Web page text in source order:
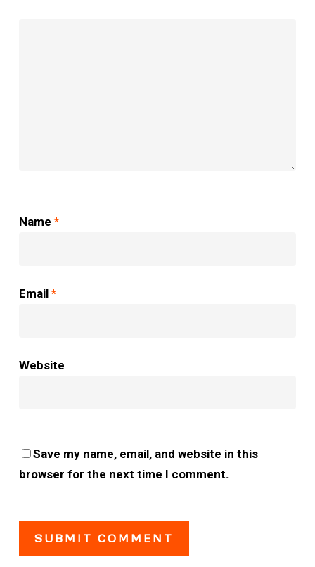
Name *
Email *
Website
Save my name, email, and website in this
browser for the next time I comment.